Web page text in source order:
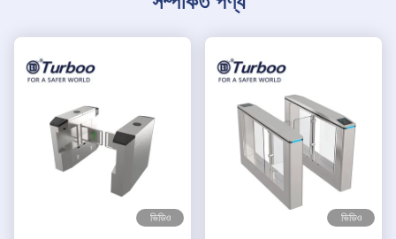
ভিডিও ভিডিও